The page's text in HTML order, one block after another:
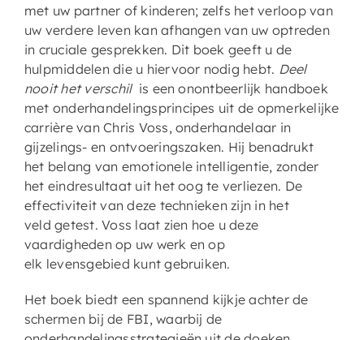
met uw partner of kinderen; zelfs het verloop van
uw verdere leven kan afhangen van uw optreden
in cruciale gesprekken. Dit boek geeft u de
hulpmiddelen die u hiervoor nodig hebt. Deel
nooit het verschilis een onontbeerlijk handboek
met onderhandelingsprincipes uit de opmerkelijke
carrière van Chris Voss, onderhandelaar in
gijzelings- en ontvoeringszaken. Hij benadrukt
het belang van emotionele intelligentie, zonder
het eindresultaat uit het oog te verliezen. De
effectiviteit van deze technieken zijn in het
veld getest. Voss laat zien hoe u deze
vaardigheden op uw werk en op
elk levensgebied kunt gebruiken.
Het boek biedt een spannend kijkje achter de
schermen bij de FBI, waarbij de